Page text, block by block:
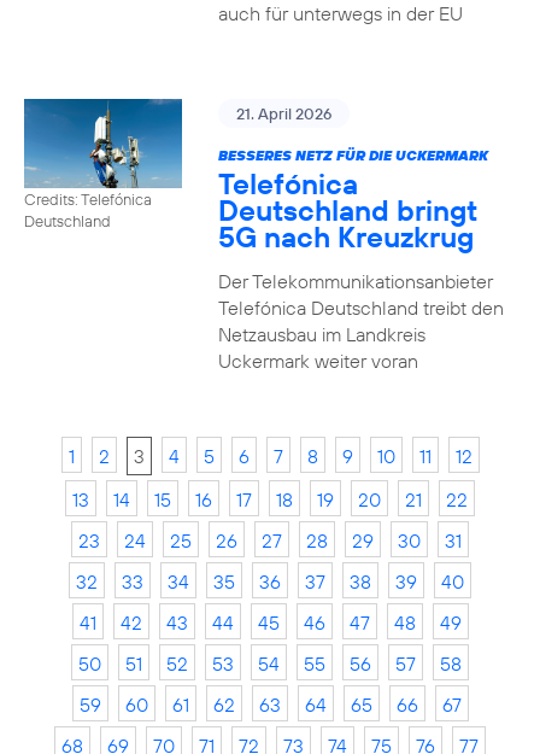
auch für unterwegs in der EU
Credits: Telefónica
Deutschland
21. April 2026
BESSERES NETZ FÜR DIE UCKERMARK
Telefónica
Deutschland bringt
5G nach Kreuzkrug
Der Telekommunikationsanbieter
Telefónica Deutschland treibt den
Netzausbau im Landkreis
Uckermark weiter voran
1 2 3 4 5 6 7 8 9 10 11
12
13
14 15 16 17 18 19 20 21
22
23
24 25 26 27 28 29 30
31
32
33 34 35 36 37 38 39
40
41
42 43 44 45 46 47 48
49
50
51 52 53 54 55 56 57
58
59
60 61 62 63 64 65 66
67
68
69 70 71 72 73 74 75 76 77